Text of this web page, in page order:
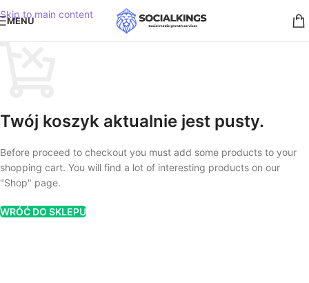
Skip to main content
MENU
Twój koszyk aktualnie jest pusty.
Before proceed to checkout you must add some products to your
shopping cart. You will find a lot of interesting products on our
"Shop" page.
WRÓĆ DO SKLEPU